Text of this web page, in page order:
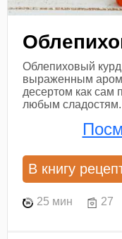
Облепиховый
выраженным
десертом как сам
любым сладостям.
В книгу
25 мин 27